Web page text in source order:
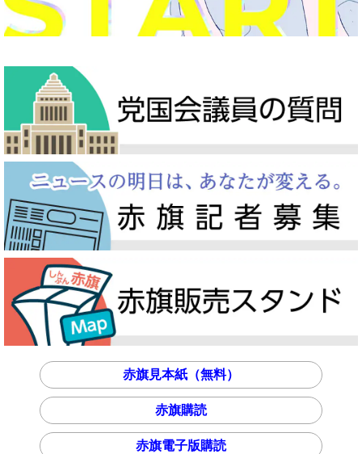
赤旗見本紙（無料）
赤旗購読
赤旗電子版購読